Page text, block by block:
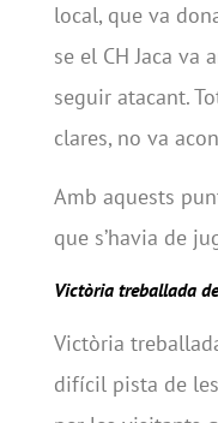
local, que va
se el CH Jaca va
seguir atacant.
clares, no va
Amb aquests
que s’havia de
Victòria treballada
Victòria
difícil pista de